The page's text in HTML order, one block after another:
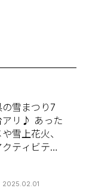
の雪まつり7
アリ♪ あった
雪上花火、
ティビティ
2025.02.01